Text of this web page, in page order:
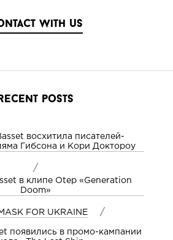
with us
posts
восхитила писателей-
Гибсона и Кори Доктороу
/
в клипе Otep «Generation
Doom»
FOR UKRAINE /
появились в промо-кампании